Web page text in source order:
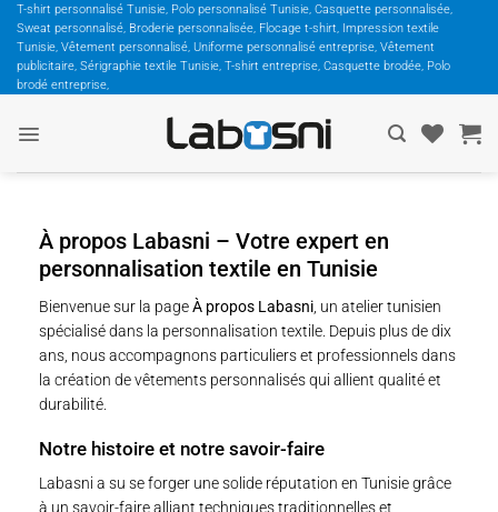
Passer
contenu
T-shirt personnalisé Tunisie, Polo personnalisé Tunisie, Casquette personnalisée,
Sweat personnalisé, Broderie personnalisée, Flocage t-shirt, Impression textile
Tunisie, Vêtement personnalisé, Uniforme personnalisé entreprise, Vêtement
publicitaire, Sérigraphie textile Tunisie, T-shirt entreprise, Casquette brodée, Polo
brodé entreprise,
À propos Labasni – Votre expert en
personnalisation textile en Tunisie
Bienvenue sur la pageÀ propos Labasni , un atelier tunisien
spécialisé dans la personnalisation textile. Depuis plus de dix
ans, nous accompagnons particuliers et professionnels dans
la création de vêtements personnalisés qui allient qualité et
durabilité.
Notre histoire et notre savoir-faire
Labasni a su se forger une solide réputation en Tunisie grâce
à un savoir-faire alliant techniques traditionnelles et